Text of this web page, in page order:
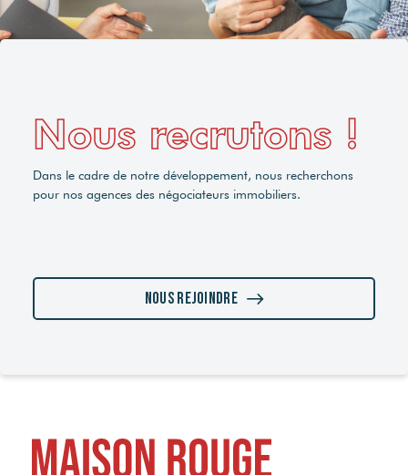
Nous recrutons !
Dans le cadre de notre développement, nous recherchons
pour nos agences des négociateurs immobiliers.
Nous rejoindre